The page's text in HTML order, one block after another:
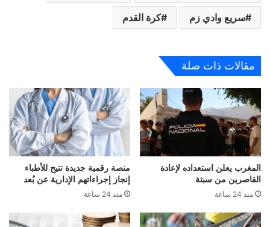
سريع وادي زم كرة القدم
مقالات ذات صلة
المغرب يعلن استعداده لإعادة
القاصرين من سبتة
منذ 24 ساعة
منصة رقمية جديدة تتيح للأطباء
إنجاز إجراءاتهم الإدارية عن بُعد
منذ 24 ساعة